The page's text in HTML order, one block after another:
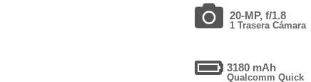
20-MP, f/1.8
1 Trasera Cámara
3180 mAh
Qualcomm Quick